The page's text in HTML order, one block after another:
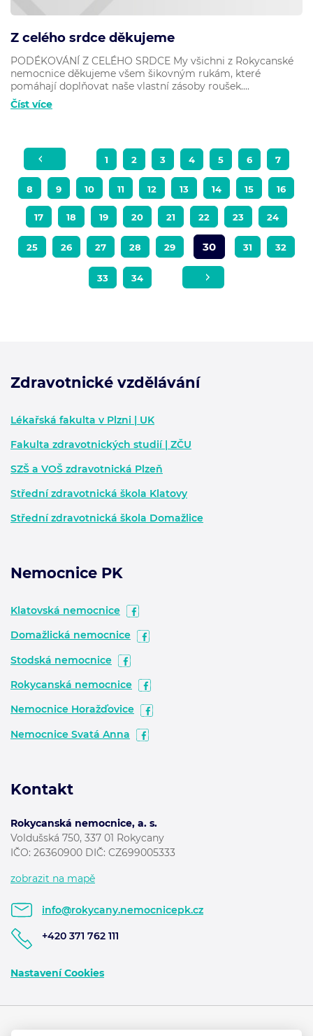
Z celého srdce děkujeme
PODÉKOVÁNÍ Z CELÉHO SRDCE My všichni z Rokycanské
nemocnice děkujeme všem šikovným rukám, které
pomáhají doplňovat naše vlastní zásoby roušek....
Číst více
1 2 3 4 5 6 7
8 9 10 11 12 13 14 15 16
17 18 19 20 21 22 23 24
25 26 27 28 29 30 31 32
33 34
Zdravotnické vzdělávání
Lékařská fakulta v Plzni | UK
Fakulta zdravotnických studií | ZČU
SZŠ a VOŠ zdravotnická Plzeň
Střední zdravotnická škola Klatovy
Střední zdravotnická škola Domažlice
Nemocnice PK
Klatovská nemocnice
Domažlická nemocnice
Stodská nemocnice
Rokycanská nemocnice
Nemocnice Horažďovice
Nemocnice Svatá Anna
Kontakt
Rokycanská nemocnice, a. s.
Voldušská 750, 337 01 Rokycany
IČO: 26360900 DIČ: CZ699005333
zobrazit na mapě
info@rokycany.nemocnicepk.cz
+420 371 762 111
Nastavení Cookies